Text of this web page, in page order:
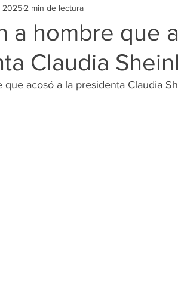
Sucesos Entretenimiento
Educación Salud Gobierno
a hombre que
Claudia
2025 2 min de lectura
que acosó a la presidenta Claudia